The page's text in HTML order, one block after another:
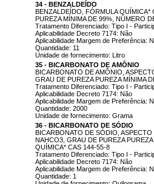
34 - BENZALDEÍDO
BENZALDEÍDO, FÓRMULA
PUREZA MÍNIMA DE 99%, NÚMERO
Tratamento Diferenciado: Tipo I -
Aplicabilidade Decreto 7174: Não
Aplicabilidade Margem de Preferência:
Quantidade: 11
Unidade de fornecimento: Litro
35 - BICARBONATO DE AMÔNIO
BICARBONATO DE AMÔNIO,
GRAU DE PUREZA PUREZA MÍNIMA
Tratamento Diferenciado: Tipo I -
Aplicabilidade Decreto 7174: Não
Aplicabilidade Margem de Preferência:
Quantidade: 2000
Unidade de fornecimento: Grama
36 - BICARBONATO DE SÓDIO
BICARBONATO DE SÓDIO,
NAHCO3, GRAU DE PUREZA
QUÍMICA* CAS 144-55-8
Tratamento Diferenciado: Tipo I -
Aplicabilidade Decreto 7174: Não
Aplicabilidade Margem de Preferência:
Quantidade: 1